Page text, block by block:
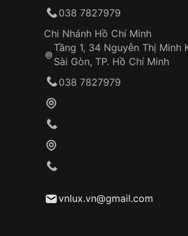
038 7827979
Chi Nhánh Hồ Chí Minh
Tầng 1, 34 Nguyễn Thị Minh
Sài Gòn, TP. Hồ Chí Minh
038 7827979
vnlux.vn@gmail.com